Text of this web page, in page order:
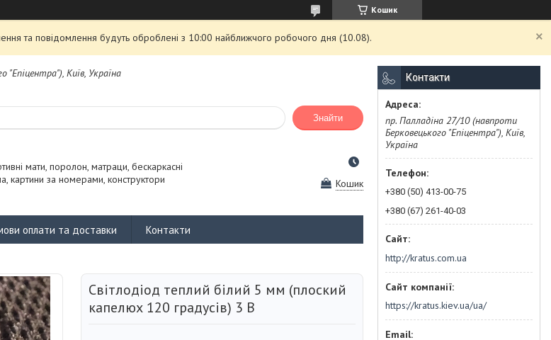
Кошик
та повідомлення будуть оброблені з 10:00 найближчого робочого дня (10.08).
"Епіцентра"), Київ, Україна
Знайти
мати, поролон, матраци, бескаркасні
картини за номерами, конструктори
Кошик
оплати та доставки Контакти
Світлодіод теплий білий 5 мм (плоский
капелюх 120 градусів) 3 В
Контакти
пр. Палладіна 27/10 (навпроти
Берковецького "Епіцентра"), Київ,
Україна
+380 (50) 413-00-75
+380 (67) 261-40-03
http://kratus.com.ua
https://kratus.kiev.ua/ua/